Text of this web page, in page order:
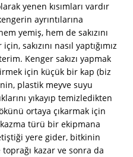
yenen kısımları vardır
ayrıntılarına
yemiş, hem de sakızını
sakızını nasıl yaptığımız
Kenger sakızı yapmak
için küçük bir kap (biz
plastik meyve suyu
yıkayıp temizledikten
ortaya çıkarmak için
türü bir ekipmana
yere gider, bitkinin
toprağı kazar ve sonra da